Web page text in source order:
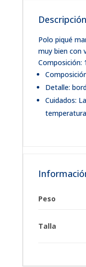
Descripción
Polo piqué
muy bien con
Composición:
Detalle:
Cuidados:
Peso
Talla